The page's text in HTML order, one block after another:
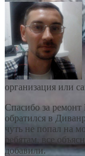
организация или
Спасибо за
обратился в
чуть не попал на
ребятам, все
добавили.